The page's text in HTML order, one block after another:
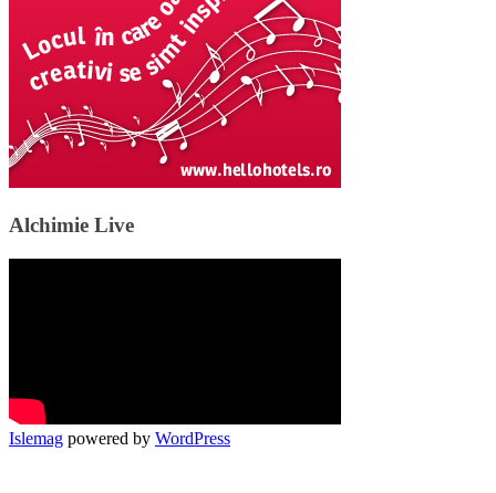
Alchimie Live
Islemag powered by WordPress